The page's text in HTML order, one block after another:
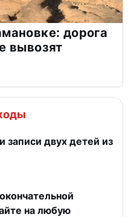
дорога
вывозят
записи двух детей из
на любую